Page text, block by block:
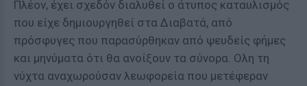
Πλέον, έχει σχεδόν διαλυθεί ο άτυπος καταυλισμός
που είχε δημιουργηθεί στα Διαβατά, από
πρόσφυγες που παρασύρθηκαν από ψευδείς φήμες
και μηνύματα ότι θα ανοίξουν τα σύνορα. Ολη τη
νύχτα αναχωρούσαν λεωφορεία που μετέφεραν